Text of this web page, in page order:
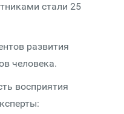
стали 25
развития
человека.
восприятия